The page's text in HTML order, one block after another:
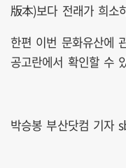
版本)보다 전래가 희소
한편 이번 문화유산에
공고란에서 확인할 수
박승봉 부산닷컴 기자